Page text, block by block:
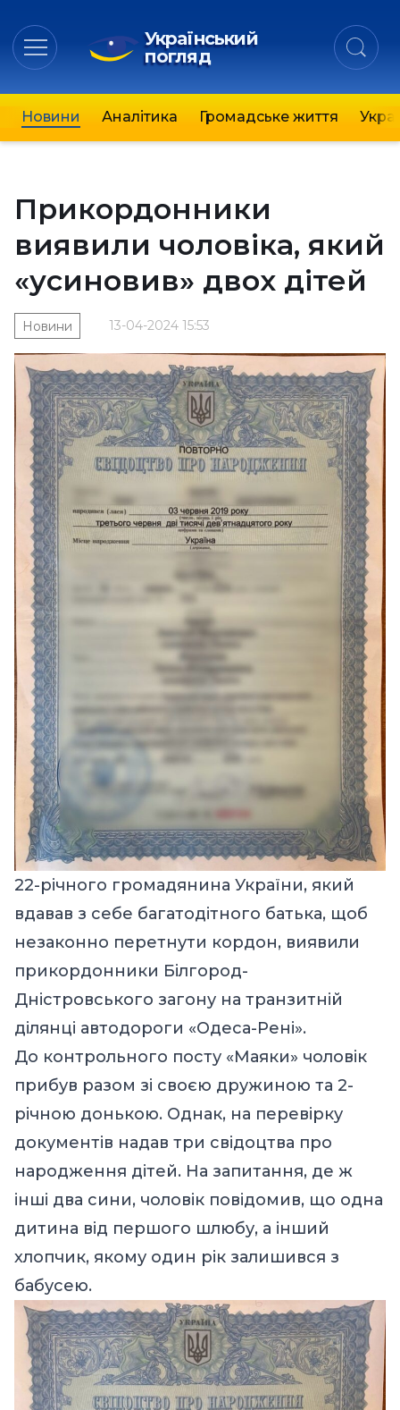
Український
погляд
Новини Аналітика Громадське життя
Прикордонники
виявили чоловіка, який
«усиновив» двох дітей
13-04-2024 15:53
Новини
22-річного громадянина України, який
вдавав з себе багатодітного батька, щоб
незаконно перетнути кордон, виявили
прикордонники Білгород-
Дністровського загону на транзитній
ділянці автодороги «Одеса-Рені».
До контрольного посту «Маяки» чоловік
прибув разом зі своєю дружиною та 2-
річною донькою. Однак, на перевірку
документів надав три свідоцтва про
народження дітей. На запитання, де ж
інші два сини, чоловік повідомив, що одна
дитина від першого шлюбу, а інший
хлопчик, якому один рік залишився з
бабусею.